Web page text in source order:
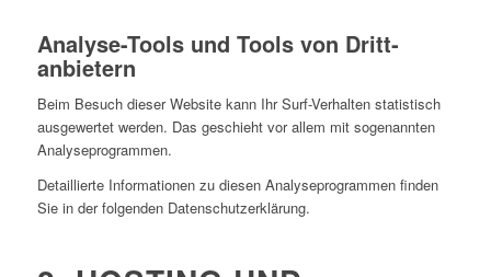
Analyse-Tools und Tools von Dritt­
anbietern
Beim Besuch dieser Website kann Ihr Surf-Verhalten statistisch
ausgewertet werden. Das geschieht vor allem mit sogenannten
Analyseprogrammen.
Detaillierte Informationen zu diesen Analyseprogrammen finden
Sie in der folgenden Datenschutzerklärung.